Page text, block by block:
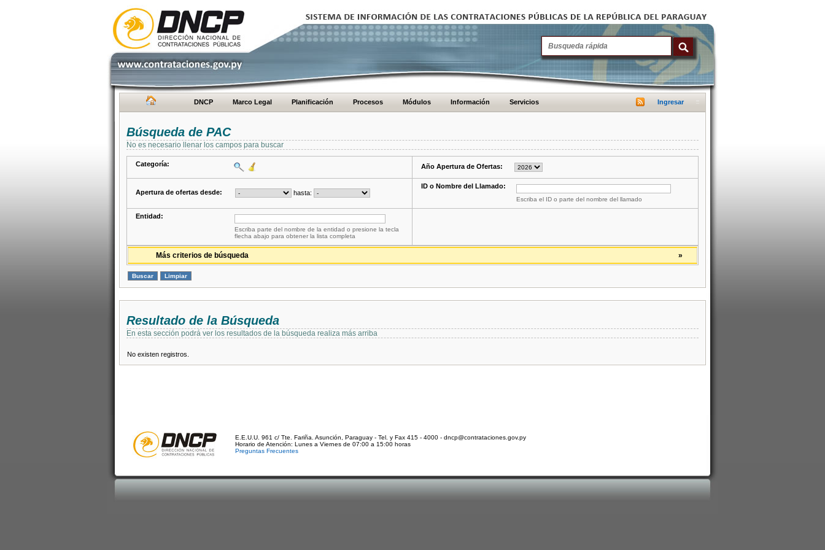
DNCP Marco Legal Planificación Procesos Módulos Información Servicios Ingresar
Búsqueda de PAC
No es necesario llenar los campos para buscar
Categoría: Año Apertura de Ofertas:
Apertura de ofertas desde: hasta:
ID o Nombre del Llamado:
Escriba el ID o parte del nombre del llamado
Entidad:
Escriba parte del nombre de la entidad o presione la tecla
flecha abajo para obtener la lista completa
»
Más criterios de búsqueda
Resultado de la Búsqueda
En esta sección podrá ver los resultados de la búsqueda realiza más arriba
No existen registros.
E.E.U.U. 961 c/ Tte. Fariña. Asunción, Paraguay - Tel. y Fax 415 - 4000 - dncp@contrataciones.gov.py
Horario de Atención: Lunes a Viernes de 07:00 a 15:00 horas
Preguntas Frecuentes